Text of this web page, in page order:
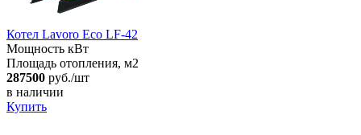
Котел Lavoro Eco LF-42
Мощность кВт
Площадь отопления, м2
287500 руб./шт
в наличии
Купить